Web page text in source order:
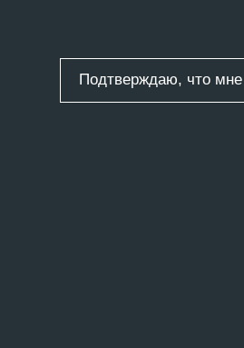
Подтверждаю, что мне